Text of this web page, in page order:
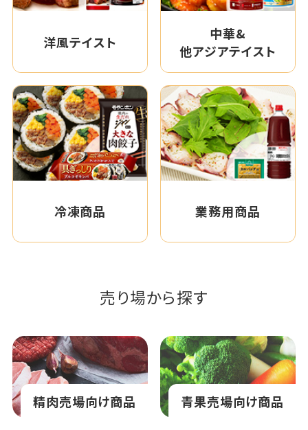
洋風テイスト
中華&
他アジアテイスト
冷凍商品 業務用商品
売り場から探す
精肉売場向け商品 青果売場向け商品